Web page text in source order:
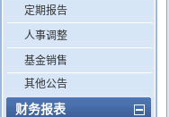
定期报告
人事调整
基金销售
其他公告
财务报表